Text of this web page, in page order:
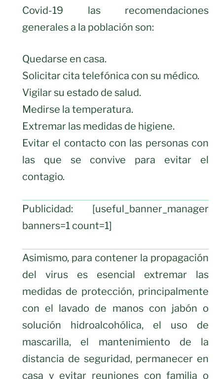
Covid-19 las recomendaciones
generales a la población son:
Quedarse en casa.
Solicitar cita telefónica con su médico.
Vigilar su estado de salud.
Medirse la temperatura.
Extremar las medidas de higiene.
Evitar el contacto con las personas con
las que se convive para evitar el
contagio.
Publicidad: [useful_banner_manager
banners=1 count=1]
Asimismo, para contener la propagación
del virus es esencial extremar las
medidas de protección, principalmente
con el lavado de manos con jabón o
solución hidroalcohólica, el uso de
mascarilla, el mantenimiento de la
distancia de seguridad, permanecer en
casa y evitar reuniones con familia o